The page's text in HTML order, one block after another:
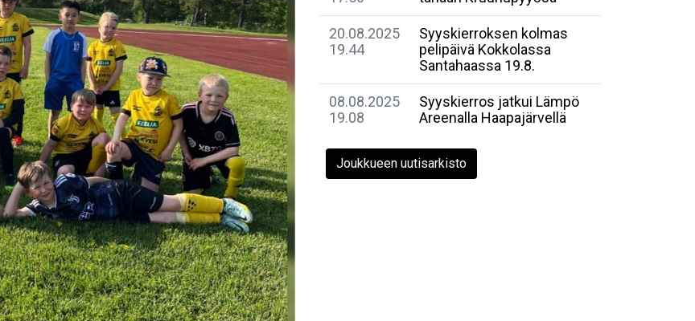
20.08.2025
19.44
Syyskierroksen kolmas
pelipäivä Kokkolassa
Santahaassa 19.8.
08.08.2025
19.08
Syyskierros jatkui Lämpö
Areenalla Haapajärvellä
Joukkueen uutisarkisto